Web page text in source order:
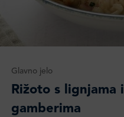
Glavno jelo
Rižoto s lignjama i
gamberima